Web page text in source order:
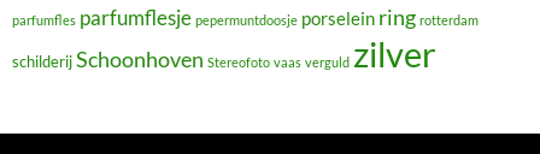
parfumfles parfumflesje pepermuntdoosje porselein ring rotterdam
schilderijSchoonhoven Stereofoto vaas verguld zilver